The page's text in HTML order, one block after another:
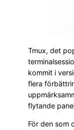
Tmux, det
kommit i
flera
flytande
För den som